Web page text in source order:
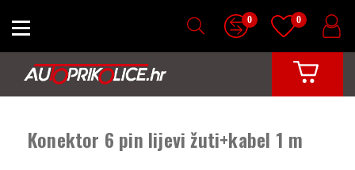
0 0
Konektor 6 pin lijevi žuti+kabel 1 m